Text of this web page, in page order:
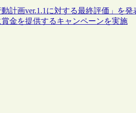
計画ver.1.1に対する最終評価」を発
金を提供するキャンペーンを実施